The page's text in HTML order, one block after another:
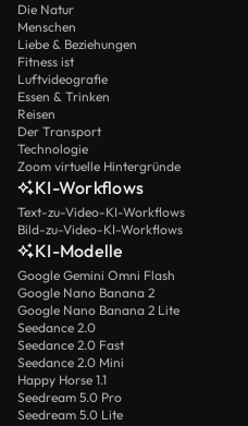
Die Natur
Menschen
Liebe & Beziehungen
Fitness ist
Luftvideografie
Essen & Trinken
Reisen
Der Transport
Technologie
Zoom virtuelle Hintergründe
KI-Workflows
Text-zu-Video-KI-Workflows
Bild-zu-Video-KI-Workflows
KI-Modelle
Google Gemini Omni Flash
Google Nano Banana 2
Google Nano Banana 2 Lite
Seedance 2.0
Seedance 2.0 Fast
Seedance 2.0 Mini
Happy Horse 1.1
Seedream 5.0 Pro
Seedream 5.0 Lite